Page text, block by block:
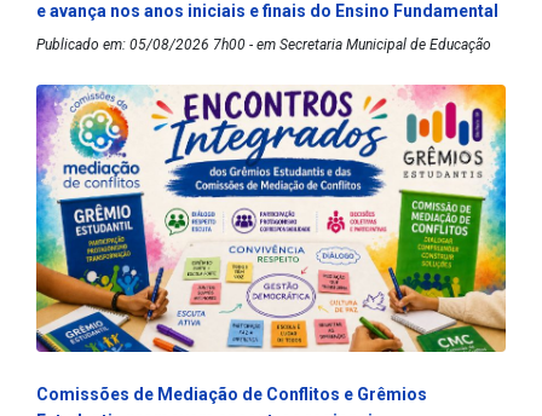
e avança nos anos iniciais e finais do Ensino Fundamental
Publicado em: 05/08/2026 7h00 - em Secretaria Municipal de Educação
Comissões de Mediação de Conflitos e Grêmios